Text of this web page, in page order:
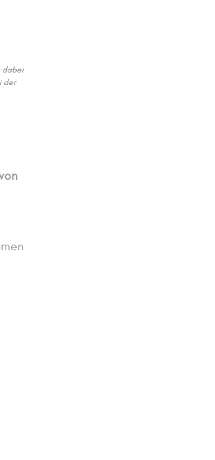
dabei
der